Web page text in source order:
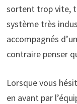
sortent trop vite,
système très
accompagnés
contraire penser
Lorsque vous
en avant par